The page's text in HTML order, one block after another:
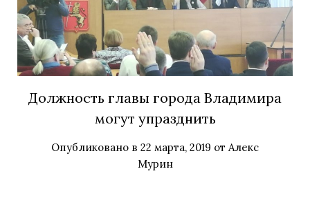
Должность главы города Владимира
могут упразднить
Опубликовано в 22 марта, 2019 от Алекс
Мурин